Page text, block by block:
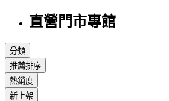
直營門市專館
分類
推薦排序
熱銷度
新上架